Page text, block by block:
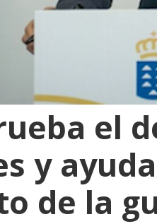
el
y
de la